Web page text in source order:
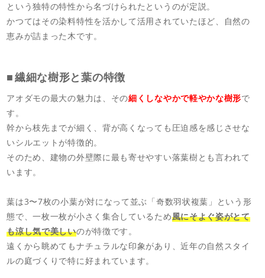
という独特の特性から名づけられたというのが定説。
かつてはその染料特性を活かして活用されていたほど、自然の
恵みが詰まった木です。
繊細な樹形と葉の特徴
アオダモの最大の魅力は、その細くしなやかで軽やかな樹形で
す。
幹から枝先までが細く、背が高くなっても圧迫感を感じさせな
いシルエットが特徴的。
そのため、建物の外壁際に最も寄せやすい落葉樹とも言われて
います。
葉は3〜7枚の小葉が対になって並ぶ「奇数羽状複葉」という形
態で、一枚一枚が小さく集合しているため風にそよぐ姿がとて
も涼し気で美しいのが特徴です。
遠くから眺めてもナチュラルな印象があり、近年の自然スタイ
ルの庭づくりで特に好まれています。